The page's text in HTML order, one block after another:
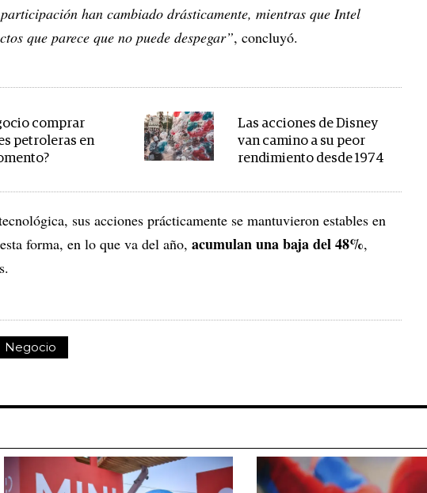
han cambiado drásticamente, mientras que Intel
que parece que no puede despegar”, concluyó.
comprar
petroleras en
Las acciones de Disney
van camino a su peor
rendimiento desde 1974
sus acciones prácticamente se mantuvieron estables en
forma, en lo que va del año, acumulan una baja del 48%,
Negocio